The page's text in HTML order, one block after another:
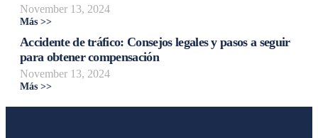
November 13, 2024
Más >>
Accidente de tráfico: Consejos legales y pasos a seguir
para obtener compensación
November 13, 2024
Más >>